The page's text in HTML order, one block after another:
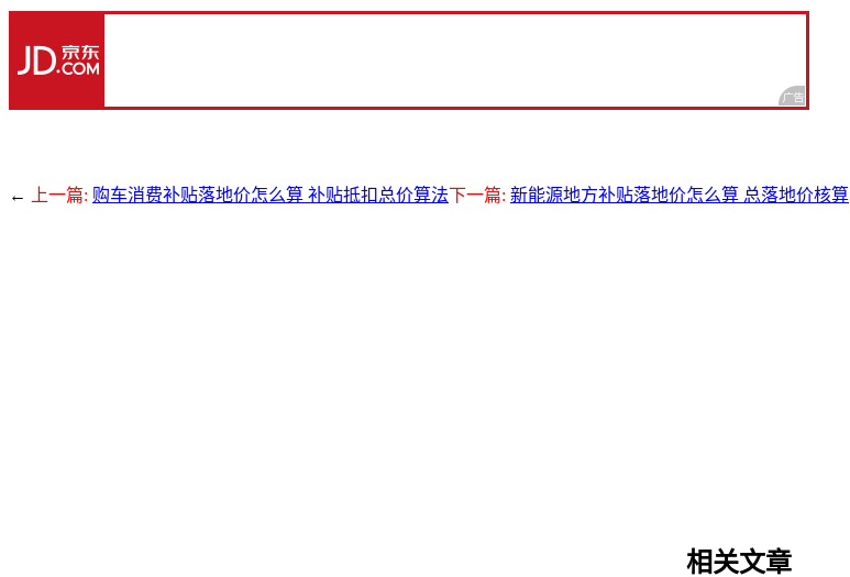
← 上一篇: 购车消费补贴落地价怎么算 补贴抵扣总价算法下一篇: 新能源地方补贴落地价怎么算 总落地价核算
相关文章